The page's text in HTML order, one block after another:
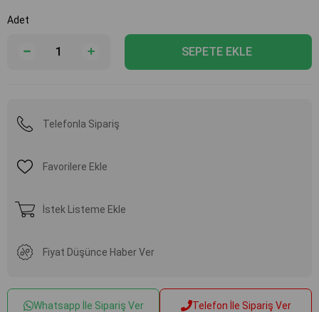
Adet
Telefonla Sipariş
Favorilere Ekle
İstek Listeme Ekle
Fiyat Düşünce Haber Ver
Whatsapp İle Sipariş Ver Telefon İle Sipariş Ver